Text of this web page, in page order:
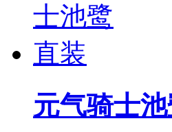
元气骑士